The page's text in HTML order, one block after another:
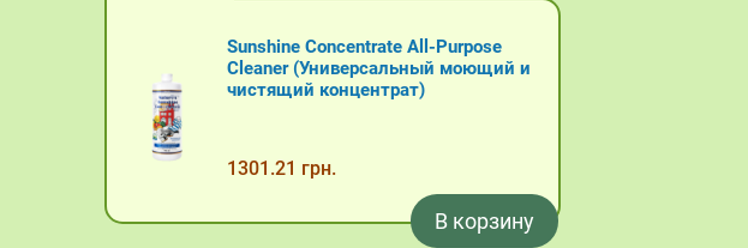
Sunshine Concentrate All-Purpose
Cleaner (Универсальный моющий и
чистящий концентрат)
1301.21 грн.
В корзину